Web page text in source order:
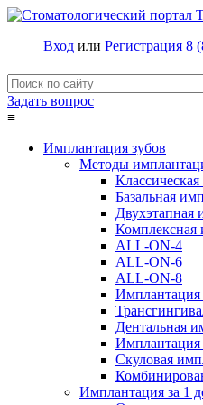
Вход или Регистрация 8
Задать вопрос
≡
Имплантация зубов
Методы
Базальная
Двухэтапная
Комплексная
ALL-ON-4
ALL-ON-6
ALL-ON-8
Имплантация
Дентальная
Имплантация
Скуловая
Имплантация за 1